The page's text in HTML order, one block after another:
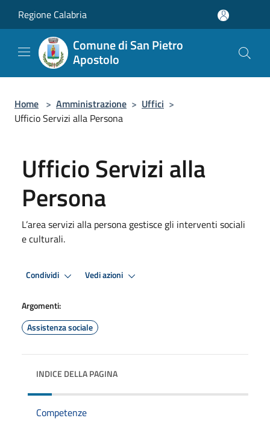
Regione Calabria
Comune di San Pietro
Apostolo
Home > Amministrazione > Uffici >
Ufficio Servizi alla Persona
Ufficio Servizi alla
Persona
L’area servizi alla persona gestisce gli interventi sociali
e culturali.
Condividi Vedi azioni
Argomenti:
Assistenza sociale
INDICE DELLA PAGINA
Competenze